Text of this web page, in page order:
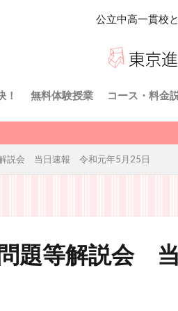
公立中高一貫校
！ 無料体験授業 コース・料金
説会 当日速報 令和元年5月25日
題等解説会